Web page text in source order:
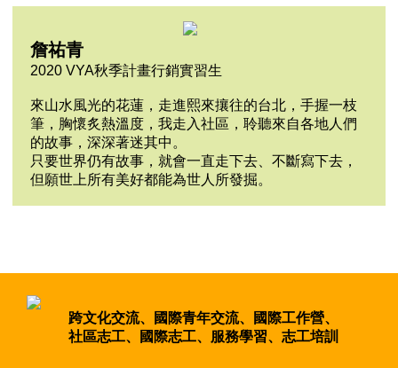
詹祐青
2020 VYA秋季計畫行銷實習生
來山水風光的花蓮，走進熙來攘往的台北，手握一枝
筆，胸懷炙熱溫度，我走入社區，聆聽來自各地人們
的故事，深深著迷其中。
只要世界仍有故事，就會一直走下去、不斷寫下去，
但願世上所有美好都能為世人所發掘。
跨文化交流、國際青年交流、國際工作營、
社區志工、國際志工、服務學習、志工培訓